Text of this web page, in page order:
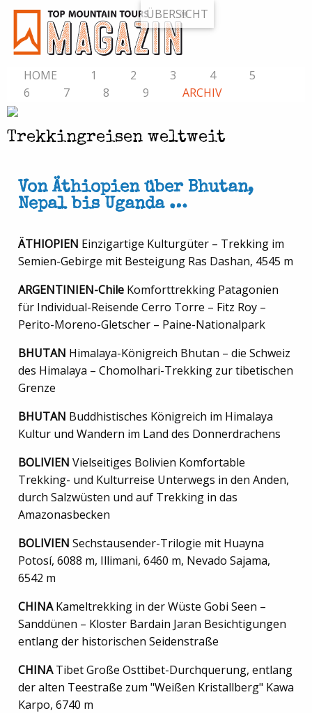
ÜBERSICHT
HOME 1 2 3 4
5
6
7 8 9 ARCHIV
Trekkingreisen weltweit
Von Äthiopien über Bhutan,
Nepal bis Uganda …
ÄTHIOPIEN Einzigartige Kulturgüter – Trekking im
Semien-Gebirge mit Besteigung Ras Dashan, 4545 m
ARGENTINIEN-Chile Komforttrekking Patagonien
für Individual-Reisende Cerro Torre – Fitz Roy –
Perito-Moreno-Gletscher – Paine-Nationalpark
BHUTAN Himalaya-Königreich Bhutan – die Schweiz
des Himalaya – Chomolhari-Trekking zur tibetischen
Grenze
BHUTAN Buddhistisches Königreich im Himalaya
Kultur und Wandern im Land des Donnerdrachens
BOLIVIEN Vielseitiges Bolivien Komfortable
Trekking- und Kulturreise Unterwegs in den Anden,
durch Salzwüsten und auf Trekking in das
Amazonasbecken
BOLIVIEN Sechstausender-Trilogie mit Huayna
Potosí, 6088 m, Illimani, 6460 m, Nevado Sajama,
6542 m
CHINAKameltrekking in der Wüste Gobi Seen –
Sanddünen – Kloster Bardain Jaran Besichtigungen
entlang der historischen Seidenstraße
CHINATibet Große Osttibet-Durchquerung, entlang
der alten Teestraße zum "Weißen Kristallberg" Kawa
Karpo, 6740 m